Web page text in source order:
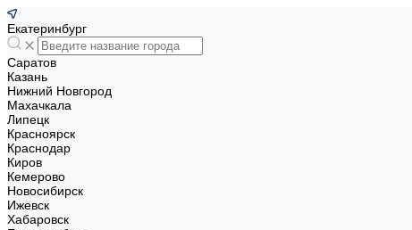
Екатеринбург
Саратов
Казань
Нижний Новгород
Махачкала
Липецк
Красноярск
Краснодар
Киров
Кемерово
Новосибирск
Ижевск
Хабаровск